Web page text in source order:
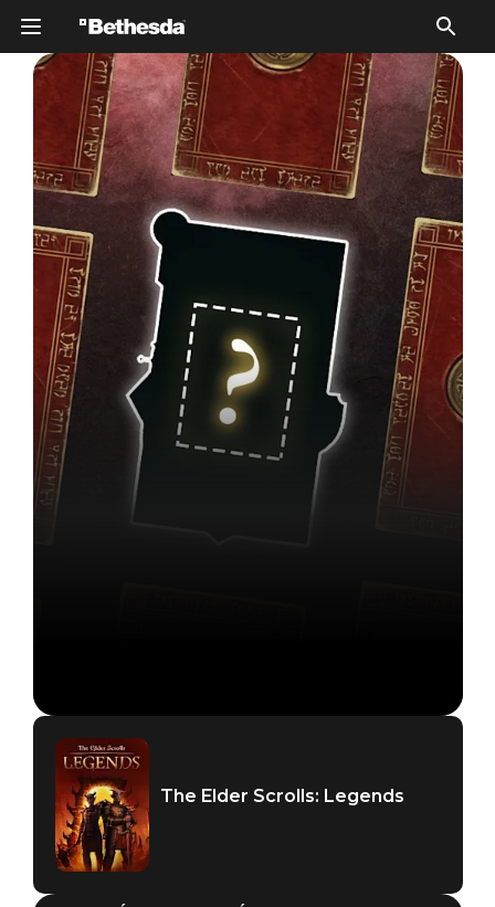
The Elder Scrolls: Legends
25 de agosto de 2020
The Elder Scrolls: Legends